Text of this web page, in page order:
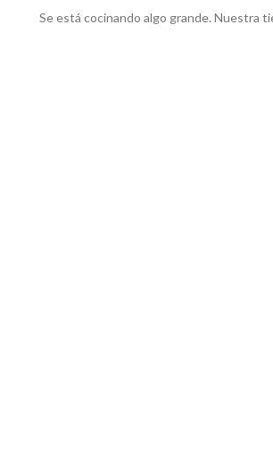
Se está cocinando algo grande. Nuestra